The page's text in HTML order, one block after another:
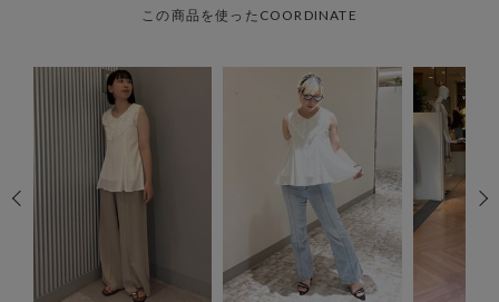
この商品を使ったCOORDINATE